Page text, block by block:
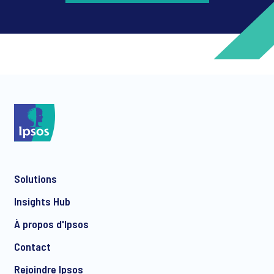
Solutions
Insights Hub
À propos d'Ipsos
Contact
Rejoindre Ipsos